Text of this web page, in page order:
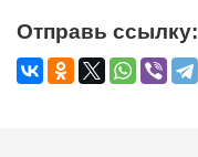
Отправь ссылку: